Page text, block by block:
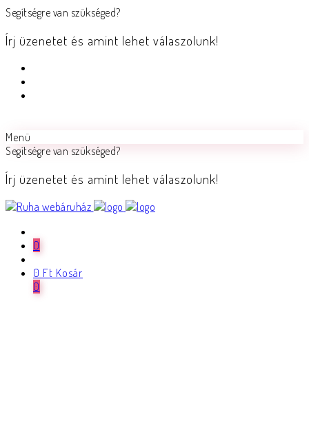
Segítségre van szükséged?
Írj üzenetet és amint lehet válaszolunk!
Menü
Segítségre van szükséged?
Írj üzenetet és amint lehet válaszolunk!
0
0 Ft Kosár
0